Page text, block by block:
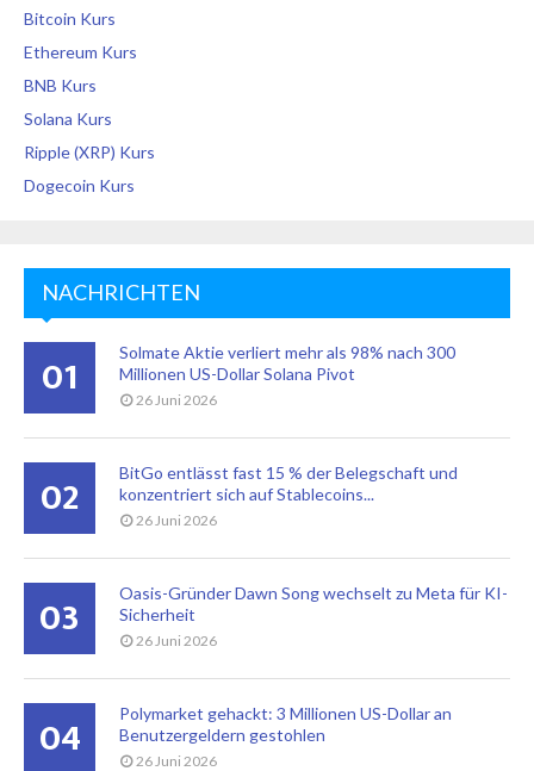
Bitcoin Kurs
Ethereum Kurs
BNB Kurs
Solana Kurs
Ripple (XRP) Kurs
Dogecoin Kurs
NACHRICHTEN
01
Solmate Aktie verliert mehr als 98% nach 300
Millionen US-Dollar Solana Pivot
26 Juni 2026
02
BitGo entlässt fast 15 % der Belegschaft und
konzentriert sich auf Stablecoins...
26 Juni 2026
03
Oasis-Gründer Dawn Song wechselt zu Meta für KI-
Sicherheit
26 Juni 2026
04
Polymarket gehackt: 3 Millionen US-Dollar an
Benutzergeldern gestohlen
26 Juni 2026